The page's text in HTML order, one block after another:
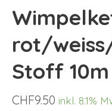
rot/
Stoff 10m
CHF9.50 inkl. 8.1%